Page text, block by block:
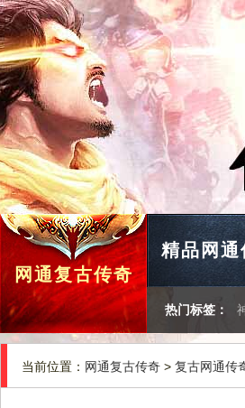
网通复古传奇
精品网通
热门标签：
当前位置： 网通复古传奇 > 复古网通传